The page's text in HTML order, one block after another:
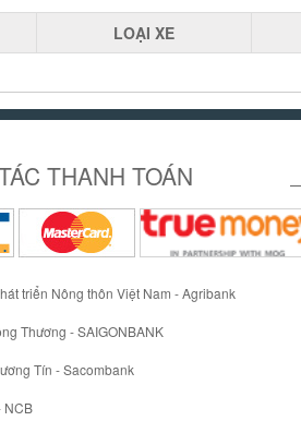
LOẠI XE
THANH TOÁN
triển Nông thôn Việt Nam - Agribank
Thương - SAIGONBANK
Tín - Sacombank
NCB